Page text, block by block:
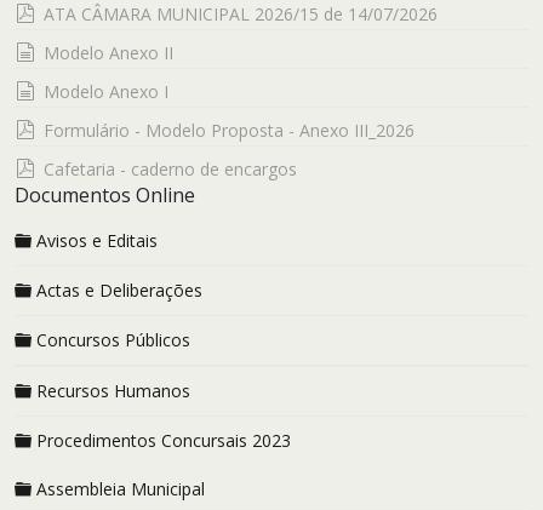
pdf
ATA CÂMARA MUNICIPAL 2026/15 de 14/07/2026
documento
Modelo Anexo II
documento
Modelo Anexo I
pdf
Formulário - Modelo Proposta - Anexo III_2026
pdf
Cafetaria - caderno de encargos
Documentos Online
Avisos e Editais
Actas e Deliberações
Concursos Públicos
Recursos Humanos
Procedimentos Concursais 2023
Assembleia Municipal